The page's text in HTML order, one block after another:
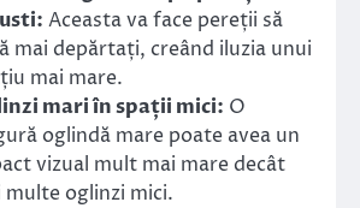
Aceasta va face pereții să
mai depărtați, creând iluzia unui
mai mare.
mari în spații mici: O
oglindă mare poate avea un
vizual mult mai mare decât
multe oglinzi mici.